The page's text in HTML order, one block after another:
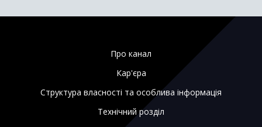
Про канал
Кар'єра
Структура власності та особлива інформація
Технічний розділ